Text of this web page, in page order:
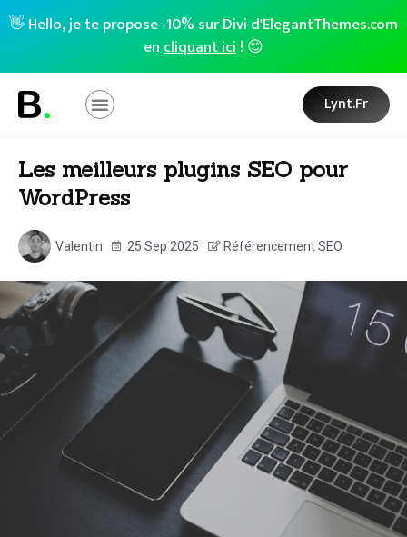
👋 Hello, je te propose -10% sur Divi d'ElegantThemes.com
encliquant ici! 😊
Lynt.fr
Les meilleurs plugins SEO pour
WordPress
Valentin 25 Sep 2025 Référencement SEO